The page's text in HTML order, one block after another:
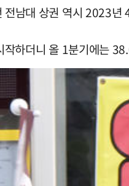
전남대 상권 역시 2023
하더니 올 1분기에는